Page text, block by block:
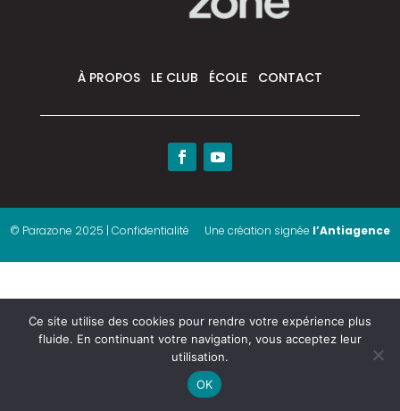
À PROPOS LE CLUB ÉCOLE CONTACT
© Parazone 2025 | Confidentialité Une création signée l’Antiagence
Ce site utilise des cookies pour rendre votre expérience plus
fluide. En continuant votre navigation, vous acceptez leur
utilisation.
OK